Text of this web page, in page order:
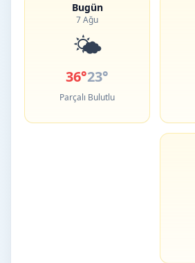
Bugün
7 Ağu
🌤️
36°23°
Parçalı Bulutlu